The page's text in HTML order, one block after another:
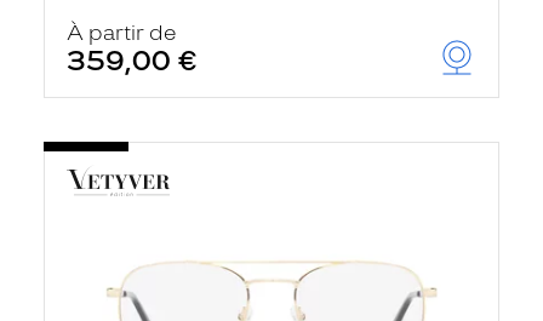
À partir de
359,00 €